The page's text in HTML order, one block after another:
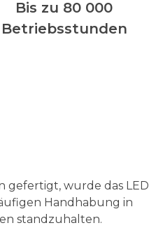
Bis zu 80 000
Betriebsstunden
gefertigt, wurde das LED
Handhabung in
standzuhalten.